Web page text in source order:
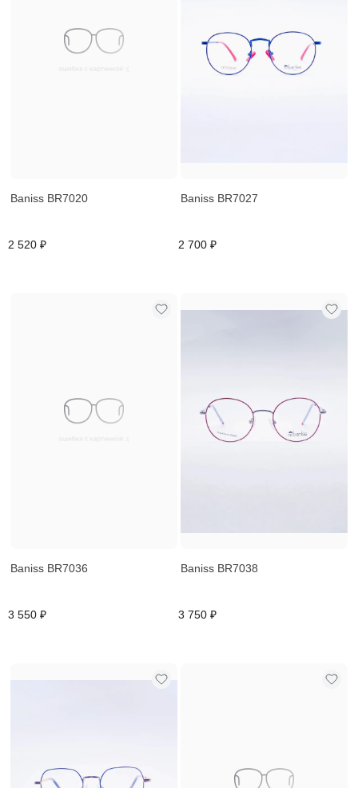
Baniss BR7020
2 520 ₽
Baniss BR7027
2 700 ₽
Baniss BR7036
3 550 ₽
Baniss BR7038
3 750 ₽